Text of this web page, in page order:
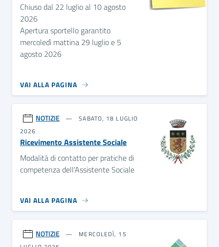
Chiuso dal 22 luglio al 10 agosto
2026
Apertura sportello garantito
mercoledì mattina 29 luglio e 5
agosto 2026
VAI ALLA PAGINA
NOTIZIE
SABATO, 18 LUGLIO
2026
Ricevimento Assistente Sociale
Modalità di contatto per pratiche di
competenza dell'Assistente Sociale
VAI ALLA PAGINA
NOTIZIE
MERCOLEDÌ, 15